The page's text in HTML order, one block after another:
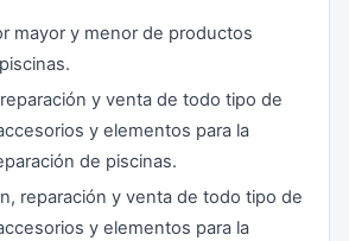
mayor y menor de productos
y venta de todo tipo de
y elementos para la
de piscinas.
reparación y venta de todo tipo de
y elementos para la